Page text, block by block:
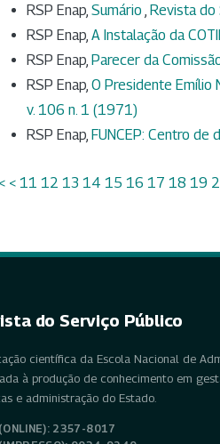
RSP Enap, Sumário , Revista do
RSP Enap, A Instalação da
RSP Enap, Parecer da
RSP Enap, O Presidente Emílio
v. 106 n. 1 (1971)
RSP Enap, FUNCEP: Centro de
< 11 12 13 14 15 16 17 18 19
do Serviço Público
científica da Escola Nacional de
à produção de conhecimento em
e administração do Estado.
2357-8017